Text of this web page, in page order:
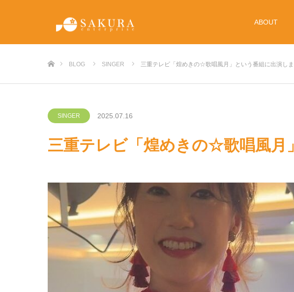
ABOUT
BLOG SINGER 三重テレビ「煌めきの☆歌唱風月」という番組に出演し
SINGER 2025.07.16
三重テレビ「煌めきの☆歌唱風月